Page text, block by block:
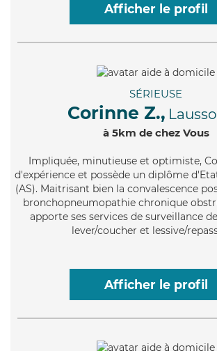
Afficher le profil
SÉRIEUSE
Corinne Z.,
à 5km de chez Vous
Impliquée, minutieuse et optimiste,
d'expérience et possède un diplôme
(AS). Maitrisant bien la convalescence
bronchopneumopathie chronique
apporte ses services de surveillance
lever/coucher et lessive/
Afficher le profil